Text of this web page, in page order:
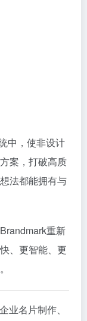
中，使非设计
案，打破高质
法都能拥有与
重新
、更智能、更
业名片制作、